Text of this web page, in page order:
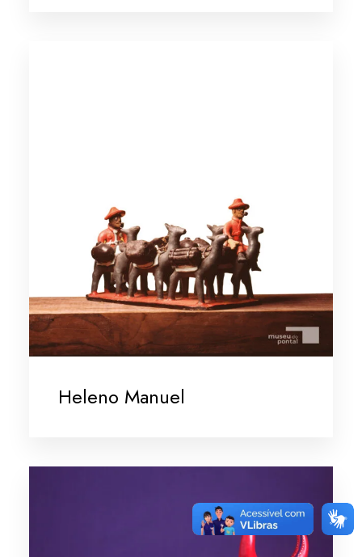
Heleno Manuel